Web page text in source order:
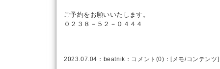
ご予約をお願いいたします。
０２３８－５２－０４４４
2023.07.04： beatnik ： コメント(0) ：[メモ/コンテンツ]